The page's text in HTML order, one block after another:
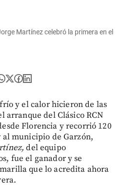
Martínez celebró la primera en el
y el calor hicieron de las
arranque del Clásico RCN
Florencia y recorrió 120
municipio de Garzón,
del equipo
fue el ganador y se
que lo acredita ahora